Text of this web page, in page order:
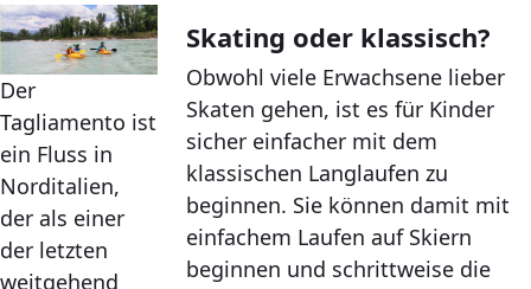
Der
Tagliamento ist
ein Fluss in
Norditalien,
der als einer
der letzten
weitgehend
Skating oder klassisch?
Obwohl viele Erwachsene lieber
Skaten gehen, ist es für Kinder
sicher einfacher mit dem
klassischen Langlaufen zu
beginnen. Sie können damit mit
einfachem Laufen auf Skiern
beginnen und schrittweise die